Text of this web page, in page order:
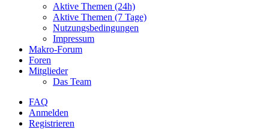
Aktive Themen (24h)
Aktive Themen (7 Tage)
Nutzungsbedingungen
Impressum
Makro-Forum
Foren
Mitglieder
Das Team
FAQ
Anmelden
Registrieren